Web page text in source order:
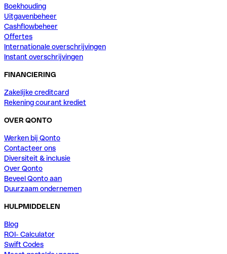
Boekhouding
Uitgavenbeheer
Cashflowbeheer
Offertes
Internationale overschrijvingen
Instant overschrijvingen
FINANCIERING
Zakelijke creditcard
Rekening courant krediet
OVER QONTO
Werken bij Qonto
Contacteer ons
Diversiteit & inclusie
Over Qonto
Beveel Qonto aan
Duurzaam ondernemen
HULPMIDDELEN
Blog
ROI- Calculator
Swift Codes